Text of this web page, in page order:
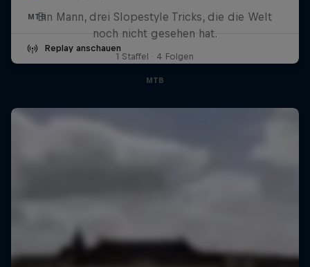
MTB
Replay anschauen
Ein Mann, drei Slopestyle Tricks, die die Welt
noch nicht gesehen hat.
1 Staffel · 4 Folgen
MTB